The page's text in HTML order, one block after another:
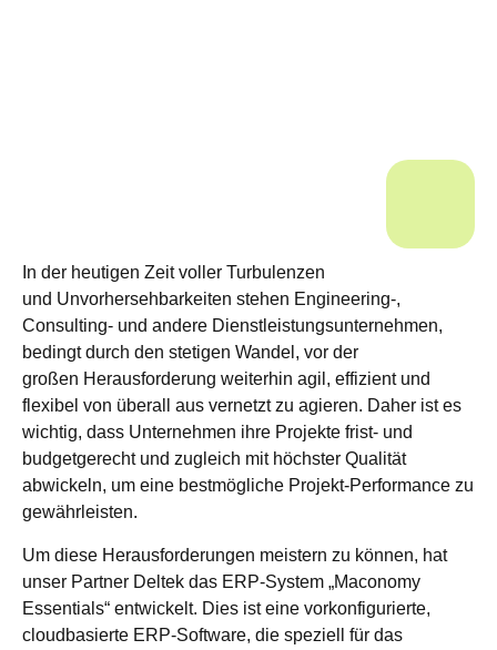
In der heutigen Zeit voller Turbulenzen
und Unvorhersehbarkeiten stehen Engineering-,
Consulting- und andere Dienstleistungsunternehmen,
bedingt durch den stetigen Wandel, vor der
großen Herausforderung weiterhin agil, effizient und
flexibel von überall aus vernetzt zu agieren. Daher ist es
wichtig, dass Unternehmen ihre Projekte frist- und
budgetgerecht und zugleich mit höchster Qualität
abwickeln, um eine bestmögliche Projekt-Performance zu
gewährleisten.
Um diese Herausforderungen meistern zu können, hat
unser Partner Deltek das ERP-System „Maconomy
Essentials“ entwickelt. Dies ist eine vorkonfigurierte,
cloudbasierte ERP-Software, die speziell für das